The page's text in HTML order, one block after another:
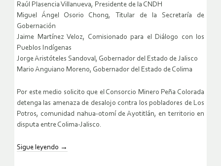
Raúl Plasencia Villanueva, Presidente de la CNDH
Miguel Ángel Osorio Chong, Titular de la Secretaría de
Gobernación
Jaime Martínez Veloz, Comisionado para el Diálogo con los
Pueblos Indígenas
Jorge Aristóteles Sandoval, Gobernador del Estado de Jalisco
Mario Anguiano Moreno, Gobernador del Estado de Colima
Por este medio solicito que el Consorcio Minero Peña Colorada
detenga las amenaza de desalojo contra los pobladores de Los
Potros, comunidad nahua-otomí de Ayotitlán, en territorio en
disputa entre Colima-Jalisco.
Sigue leyendo →